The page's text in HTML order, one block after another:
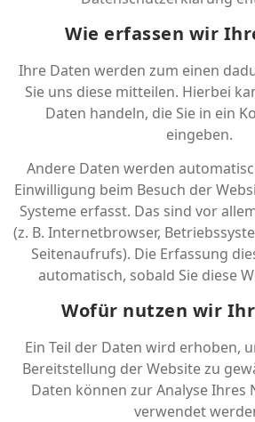
Wie erfassen wir
Ihre Daten werden zum einen
Sie uns diese mitteilen. Hierbei
Daten handeln, die Sie in ein
eingeben.
Andere Daten werden
Einwilligung beim Besuch der
Systeme erfasst. Das sind vor
(z. B. Internetbrowser,
Seitenaufrufs). Die Erfassung
automatisch, sobald Sie diese
Wofür nutzen wir
Ein Teil der Daten wird erhoben,
Bereitstellung der Website zu
Daten können zur Analyse Ihres
verwendet